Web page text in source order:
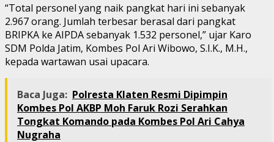
“Total personel yang naik pangkat hari ini sebanyak
2.967 orang. Jumlah terbesar berasal dari pangkat
BRIPKA ke AIPDA sebanyak 1.532 personel,” ujar Karo
SDM Polda Jatim, Kombes Pol Ari Wibowo, S.I.K., M.H.,
kepada wartawan usai upacara.
Baca Juga: Polresta Klaten Resmi Dipimpin
Kombes Pol AKBP Moh Faruk Rozi Serahkan
Tongkat Komando pada Kombes Pol Ari Cahya
Nugraha